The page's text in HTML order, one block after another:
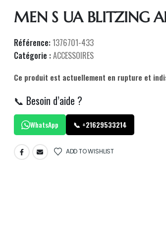
MEN S UA BLITZING
Référence:1376701-433
Catégorie :ACCESSOIRES
Ce produit est actuellement en rupture et
📞 Besoin d’aide ?
WhatsApp 📞 +21629533214
ADD TO WISHLIST